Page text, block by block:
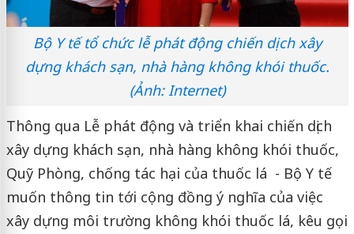
Bộ Y tế tổ chức lễ phát động chiến dịch xây
dựng khách sạn, nhà hàng không khói thuốc.
(Ảnh: Internet)
Thông qua Lễ phát động và triển khai chiến dịch
xây dựng khách sạn, nhà hàng không khói thuốc,
Quỹ Phòng, chống tác hại của thuốc lá - Bộ Y tế
muốn thông tin tới cộng đồng ý nghĩa của việc
xây dựng môi trường không khói thuốc lá, kêu gọi